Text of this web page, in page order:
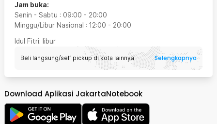
Jam buka:
Senin - Sabtu : 09:00 - 20:00
Minggu/Libur Nasional : 12:00 - 20:00
Idul Fitri: libur
Beli langsung/self pickup di kota lainnya Selengkapnya
Download Aplikasi JakartaNotebook